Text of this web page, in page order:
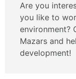
Are you
you like to
environment?
Mazars and
development!